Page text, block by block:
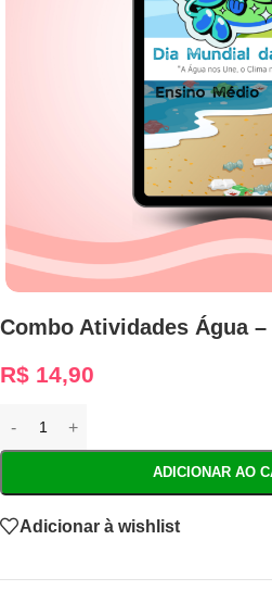
Combo Atividades Água
R$ 14,90
ADICIONAR AO
Adicionar à wishlist